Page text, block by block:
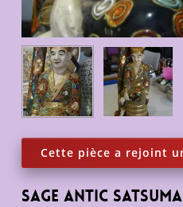
Sage Antic Satsuma